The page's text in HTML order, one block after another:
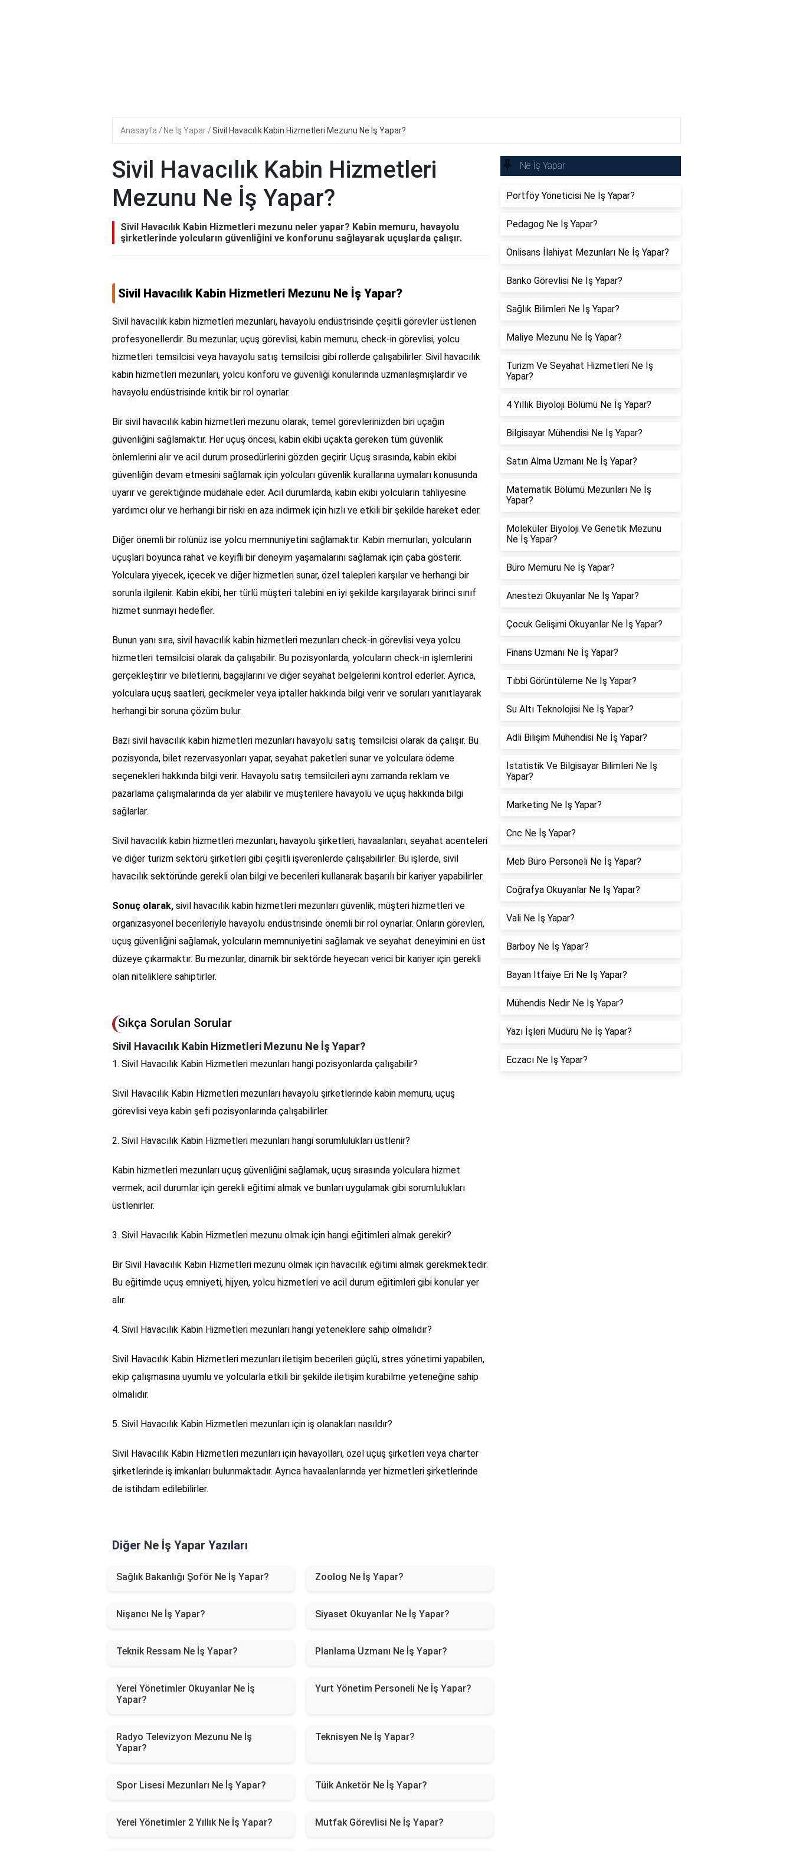
Anasayfa Ne İş Yapar Sivil Havacılık Kabin Hizmetleri Mezunu Ne İş Yapar?
Sivil Havacılık Kabin Hizmetleri
Mezunu Ne İş Yapar?
Sivil Havacılık Kabin Hizmetleri mezunu neler yapar? Kabin memuru, havayolu
şirketlerinde yolcuların güvenliğini ve konforunu sağlayarak uçuşlarda çalışır.
Sivil Havacılık Kabin Hizmetleri Mezunu Ne İş Yapar?
Sivil havacılık kabin hizmetleri mezunları, havayolu endüstrisinde çeşitli görevler üstlenen
profesyonellerdir. Bu mezunlar, uçuş görevlisi, kabin memuru, check-in görevlisi, yolcu
hizmetleri temsilcisi veya havayolu satış temsilcisi gibi rollerde çalışabilirler. Sivil havacılık
kabin hizmetleri mezunları, yolcu konforu ve güvenliği konularında uzmanlaşmışlardır ve
havayolu endüstrisinde kritik bir rol oynarlar.
Bir sivil havacılık kabin hizmetleri mezunu olarak, temel görevlerinizden biri uçağın
güvenliğini sağlamaktır. Her uçuş öncesi, kabin ekibi uçakta gereken tüm güvenlik
önlemlerini alır ve acil durum prosedürlerini gözden geçirir. Uçuş sırasında, kabin ekibi
güvenliğin devam etmesini sağlamak için yolcuları güvenlik kurallarına uymaları konusunda
uyarır ve gerektiğinde müdahale eder. Acil durumlarda, kabin ekibi yolcuların tahliyesine
yardımcı olur ve herhangi bir riski en aza indirmek için hızlı ve etkili bir şekilde hareket eder.
Diğer önemli bir rolünüz ise yolcu memnuniyetini sağlamaktır. Kabin memurları, yolcuların
uçuşları boyunca rahat ve keyifli bir deneyim yaşamalarını sağlamak için çaba gösterir.
Yolculara yiyecek, içecek ve diğer hizmetleri sunar, özel talepleri karşılar ve herhangi bir
sorunla ilgilenir. Kabin ekibi, her türlü müşteri talebini en iyi şekilde karşılayarak birinci sınıf
hizmet sunmayı hedefler.
Bunun yanı sıra, sivil havacılık kabin hizmetleri mezunları check-in görevlisi veya yolcu
hizmetleri temsilcisi olarak da çalışabilir. Bu pozisyonlarda, yolcuların check-in işlemlerini
gerçekleştirir ve biletlerini, bagajlarını ve diğer seyahat belgelerini kontrol ederler. Ayrıca,
yolculara uçuş saatleri, gecikmeler veya iptaller hakkında bilgi verir ve soruları yanıtlayarak
herhangi bir soruna çözüm bulur.
Bazı sivil havacılık kabin hizmetleri mezunları havayolu satış temsilcisi olarak da çalışır. Bu
pozisyonda, bilet rezervasyonları yapar, seyahat paketleri sunar ve yolculara ödeme
seçenekleri hakkında bilgi verir. Havayolu satış temsilcileri aynı zamanda reklam ve
pazarlama çalışmalarında da yer alabilir ve müşterilere havayolu ve uçuş hakkında bilgi
sağlarlar.
Sivil havacılık kabin hizmetleri mezunları, havayolu şirketleri, havaalanları, seyahat acenteleri
ve diğer turizm sektörü şirketleri gibi çeşitli işverenlerde çalışabilirler. Bu işlerde, sivil
havacılık sektöründe gerekli olan bilgi ve becerileri kullanarak başarılı bir kariyer yapabilirler.
Sonuç olarak, sivil havacılık kabin hizmetleri mezunları güvenlik, müşteri hizmetleri ve
organizasyonel becerileriyle havayolu endüstrisinde önemli bir rol oynarlar. Onların görevleri,
uçuş güvenliğini sağlamak, yolcuların memnuniyetini sağlamak ve seyahat deneyimini en üst
düzeye çıkarmaktır. Bu mezunlar, dinamik bir sektörde heyecan verici bir kariyer için gerekli
olan niteliklere sahiptirler.
Sıkça Sorulan Sorular
Sivil Havacılık Kabin Hizmetleri Mezunu Ne İş Yapar?
1. Sivil Havacılık Kabin Hizmetleri mezunları hangi pozisyonlarda çalışabilir?
Sivil Havacılık Kabin Hizmetleri mezunları havayolu şirketlerinde kabin memuru, uçuş
görevlisi veya kabin şefi pozisyonlarında çalışabilirler.
2. Sivil Havacılık Kabin Hizmetleri mezunları hangi sorumlulukları üstlenir?
Kabin hizmetleri mezunları uçuş güvenliğini sağlamak, uçuş sırasında yolculara hizmet
vermek, acil durumlar için gerekli eğitimi almak ve bunları uygulamak gibi sorumlulukları
üstlenirler.
3. Sivil Havacılık Kabin Hizmetleri mezunu olmak için hangi eğitimleri almak gerekir?
Bir Sivil Havacılık Kabin Hizmetleri mezunu olmak için havacılık eğitimi almak gerekmektedir.
Bu eğitimde uçuş emniyeti, hijyen, yolcu hizmetleri ve acil durum eğitimleri gibi konular yer
alır.
4. Sivil Havacılık Kabin Hizmetleri mezunları hangi yeteneklere sahip olmalıdır?
Sivil Havacılık Kabin Hizmetleri mezunları iletişim becerileri güçlü, stres yönetimi yapabilen,
ekip çalışmasına uyumlu ve yolcularla etkili bir şekilde iletişim kurabilme yeteneğine sahip
olmalıdır.
5. Sivil Havacılık Kabin Hizmetleri mezunları için iş olanakları nasıldır?
Sivil Havacılık Kabin Hizmetleri mezunları için havayolları, özel uçuş şirketleri veya charter
şirketlerinde iş imkanları bulunmaktadır. Ayrıca havaalanlarında yer hizmetleri şirketlerinde
de istihdam edilebilirler.
Diğer Ne İş Yapar Yazıları
Sağlık Bakanlığı Şoför Ne İş Yapar? Zoolog Ne İş Yapar?
Nişancı Ne İş Yapar? Siyaset Okuyanlar Ne İş Yapar?
Teknik Ressam Ne İş Yapar? Planlama Uzmanı Ne İş Yapar?
Yerel Yönetimler Okuyanlar Ne İş
Yapar?
Yurt Yönetim Personeli Ne İş Yapar?
Radyo Televizyon Mezunu Ne İş
Yapar?
Teknisyen Ne İş Yapar?
Spor Lisesi Mezunları Ne İş Yapar? Tüik Anketör Ne İş Yapar?
Yerel Yönetimler 2 Yıllık Ne İş Yapar? Mutfak Görevlisi Ne İş Yapar?
Ne İş Yapar
Portföy Yöneticisi Ne İş Yapar?
Pedagog Ne İş Yapar?
Önlisans İlahiyat Mezunları Ne İş Yapar?
Banko Görevlisi Ne İş Yapar?
Sağlık Bilimleri Ne İş Yapar?
Maliye Mezunu Ne İş Yapar?
Turizm Ve Seyahat Hizmetleri Ne İş
Yapar?
4 Yıllık Biyoloji Bölümü Ne İş Yapar?
Bilgisayar Mühendisi Ne İş Yapar?
Satın Alma Uzmanı Ne İş Yapar?
Matematik Bölümü Mezunları Ne İş
Yapar?
Moleküler Biyoloji Ve Genetik Mezunu
Ne İş Yapar?
Büro Memuru Ne İş Yapar?
Anestezi Okuyanlar Ne İş Yapar?
Çocuk Gelişimi Okuyanlar Ne İş Yapar?
Finans Uzmanı Ne İş Yapar?
Tıbbi Görüntüleme Ne İş Yapar?
Su Altı Teknolojisi Ne İş Yapar?
Adli Bilişim Mühendisi Ne İş Yapar?
İstatistik Ve Bilgisayar Bilimleri Ne İş
Yapar?
Marketing Ne İş Yapar?
Cnc Ne İş Yapar?
Meb Büro Personeli Ne İş Yapar?
Coğrafya Okuyanlar Ne İş Yapar?
Vali Ne İş Yapar?
Barboy Ne İş Yapar?
Bayan İtfaiye Eri Ne İş Yapar?
Mühendis Nedir Ne İş Yapar?
Yazı İşleri Müdürü Ne İş Yapar?
Eczacı Ne İş Yapar?